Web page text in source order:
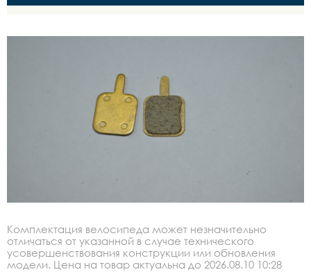
Комплектация велосипеда может незначительно
отличаться от указанной в случае технического
усовершенствования конструкции или обновления
модели. Цена на товар актуальна до 2026.08.10 10:28